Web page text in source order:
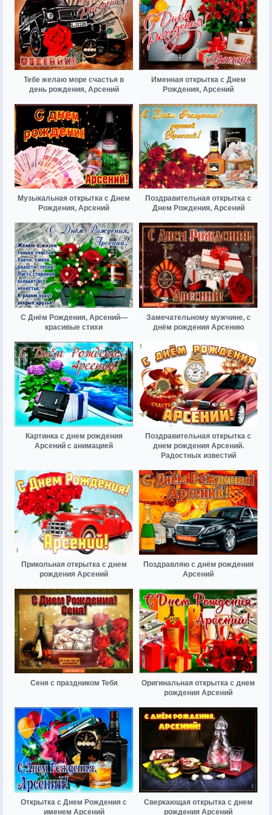
Тебе желаю море счастья в
день рождения, Арсений
Именная открытка с Днем
Рождения, Арсений
Музыкальная открытка с Днем
Рождения, Арсений
Поздравительная открытка с
Днем Рождения, Арсений
С Днём Рождения, Арсений—
красивые стихи
Замечательному мужчине, с
днём рождения Арсению
Картинка с днем рождения
Арсений с анимацией
Поздравительная открытка с
днем рождения Арсений.
Радостных известий
Прикольная открытка с днем
рождения Арсений
Поздравляю с днём рождения
Арсений
Сеня с праздником Тебя
Оригинальная открытка с днем
рождения Арсений
Открытка с Днем Рождения с
именем Арсений
Сверкающая открытка с днем
рождения Арсений